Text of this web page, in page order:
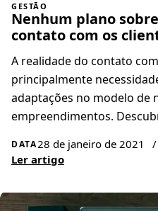
GESTÃO
Nenhum plano
contato com os
A realidade do contato
principalmente
adaptações no modelo de
empreendimentos.
DATA28 de janeiro de 2021 /
Ler artigo